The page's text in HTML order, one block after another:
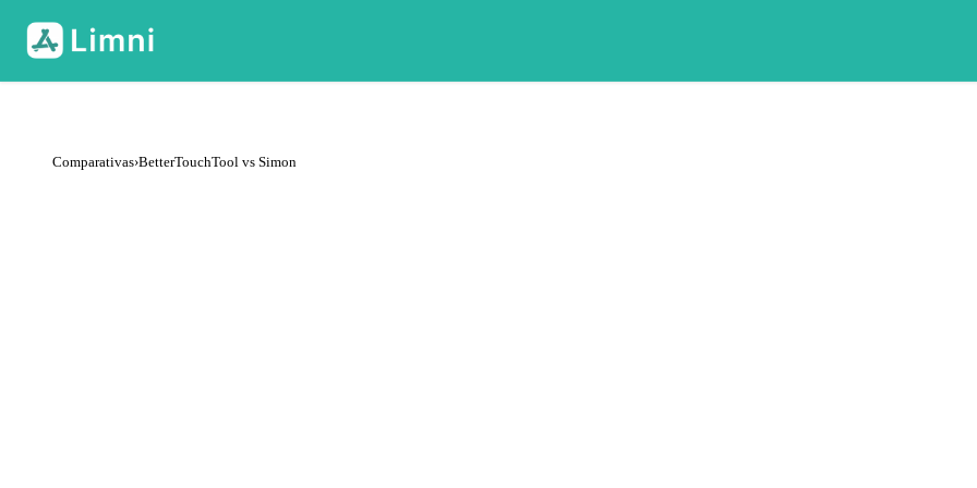
Comparativas›BetterTouchTool vs Simon